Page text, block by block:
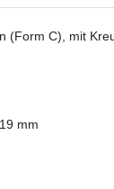
(Form C), mit
mm